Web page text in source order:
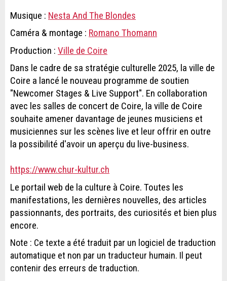
Musique : Nesta And The Blondes
Caméra & montage : Romano Thomann
Production : Ville de Coire
Dans le cadre de sa stratégie culturelle 2025, la ville de
Coire a lancé le nouveau programme de soutien
"Newcomer Stages & Live Support". En collaboration
avec les salles de concert de Coire, la ville de Coire
souhaite amener davantage de jeunes musiciens et
musiciennes sur les scènes live et leur offrir en outre
la possibilité d'avoir un aperçu du live-business.
https://www.chur-kultur.ch
Le portail web de la culture à Coire. Toutes les
manifestations, les dernières nouvelles, des articles
passionnants, des portraits, des curiosités et bien plus
encore.
Note : Ce texte a été traduit par un logiciel de traduction
automatique et non par un traducteur humain. Il peut
contenir des erreurs de traduction.